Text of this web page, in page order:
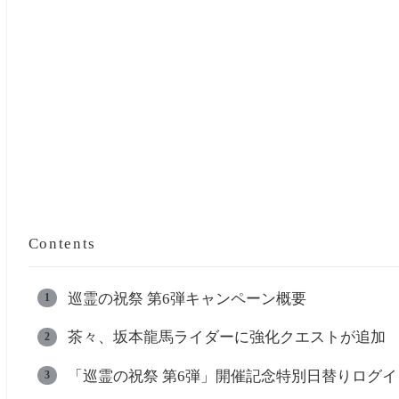
Contents
巡霊の祝祭 第6弾キャンペーン概要
茶々、坂本龍馬ライダーに強化クエストが追加
「巡霊の祝祭 第6弾」開催記念特別日替りログ